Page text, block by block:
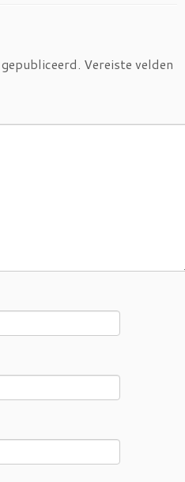
Vereiste velden